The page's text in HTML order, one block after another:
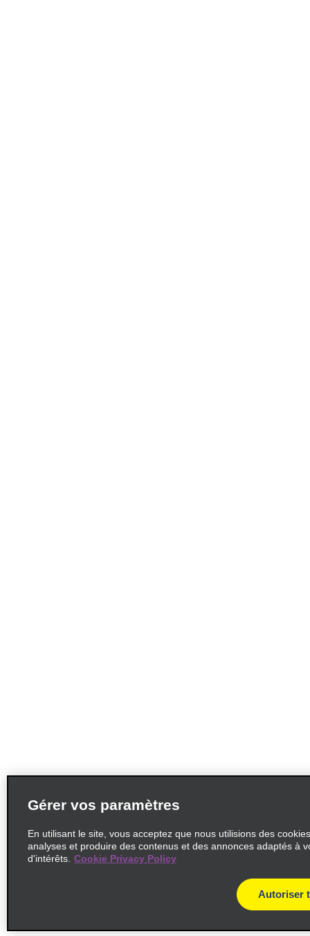
Gérer vos paramètres
En utilisant le site, vous acceptez que nous utilisions des
analyses et produire des contenus et des annonces adaptés à
d'intérêts. Cookie Privacy Policy
Autoriser